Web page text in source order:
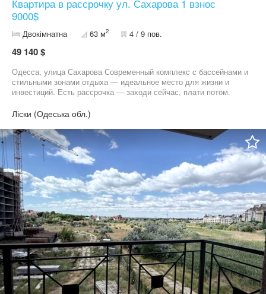
Квартира в рассрочку ул. Сахарова 1 взнос
9000$
Двокімнатна 63 м2 4 / 9 пов.
49 140 $
Одесса, улица Сахарова Современный комплекс с бассейнами и
стильными зонами отдыха — идеальное место для жизни и
инвестиций. Есть рассрочка — заходи сейчас, плати потом.
Квартира 63 метра есть выбор планировок 1 взнос от 9000$
рассрочка на 43 месяца Звоните 09******44 Виктория
Ліски (Одеська обл.)